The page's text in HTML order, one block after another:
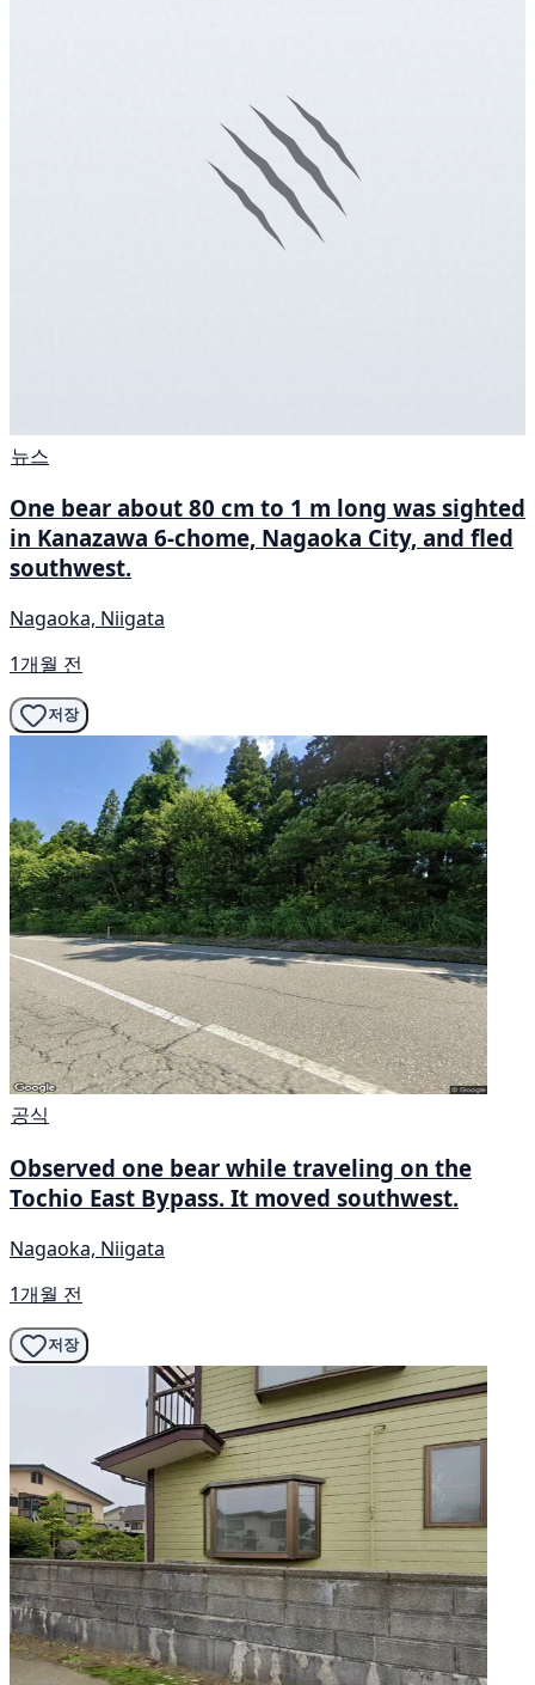
뉴스
One bear about 80 cm to 1 m long was sighted
in Kanazawa 6-chome, Nagaoka City, and fled
southwest.
Nagaoka, Niigata
1개월 전
저장
공식
Observed one bear while traveling on the
Tochio East Bypass. It moved southwest.
Nagaoka, Niigata
1개월 전
저장